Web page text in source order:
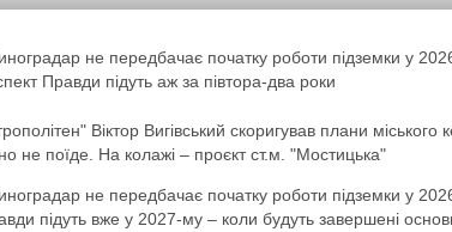
не передбачає початку роботи підземки у
Правди підуть аж за півтора-два роки
Віктор Вигівський скоригував плани
не поїде. На колажі – проєкт ст.м. "Мостицька"
не передбачає початку роботи підземки у
підуть вже у 2027-му – коли будуть завершені